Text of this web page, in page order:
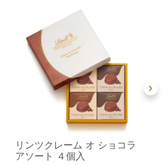
リンツクレーム オ ショコラ
アソート ４個入